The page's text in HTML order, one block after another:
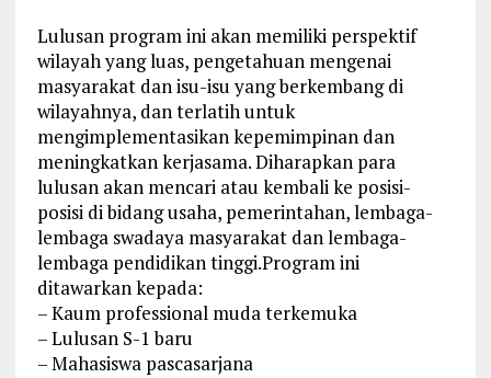
Lulusan program ini akan memiliki perspektif
wilayah yang luas, pengetahuan mengenai
masyarakat dan isu-isu yang berkembang di
wilayahnya, dan terlatih untuk
mengimplementasikan kepemimpinan dan
meningkatkan kerjasama. Diharapkan para
lulusan akan mencari atau kembali ke posisi-
posisi di bidang usaha, pemerintahan, lembaga-
lembaga swadaya masyarakat dan lembaga-
lembaga pendidikan tinggi.Program ini
ditawarkan kepada:
– Kaum professional muda terkemuka
– Lulusan S-1 baru
– Mahasiswa pascasarjana